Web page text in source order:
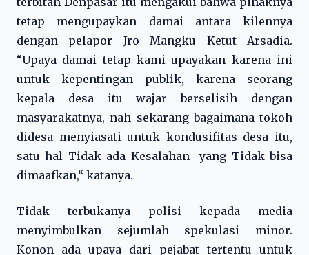
tetap mengupaykan damai antara kilennya
dengan pelapor Jro Mangku Ketut Arsadia.
“Upaya damai tetap kami upayakan karena ini
untuk kepentingan publik, karena seorang
kepala desa itu wajar berselisih dengan
masyarakatnya, nah sekarang bagaimana tokoh
didesa menyiasati untuk kondusifitas desa itu,
satu hal Tidak ada Kesalahan yang Tidak bisa
dimaafkan,“ katanya.
Tidak terbukanya polisi kepada media
menyimbulkan sejumlah spekulasi minor.
Konon ada upaya dari pejabat tertentu untuk